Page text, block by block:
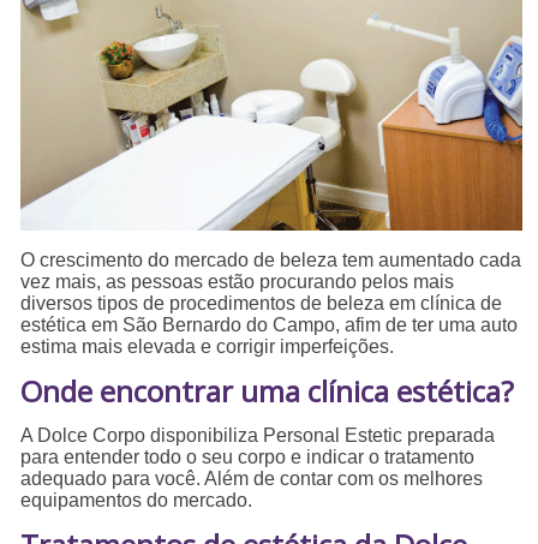
O crescimento do mercado de beleza tem aumentado cada
vez mais, as pessoas estão procurando pelos mais
diversos tipos de procedimentos de beleza em clínica de
estética em São Bernardo do Campo, afim de ter uma auto
estima mais elevada e corrigir imperfeições.
Onde encontrar uma clínica estética?
A Dolce Corpo disponibiliza Personal Estetic preparada
para entender todo o seu corpo e indicar o tratamento
adequado para você. Além de contar com os melhores
equipamentos do mercado.